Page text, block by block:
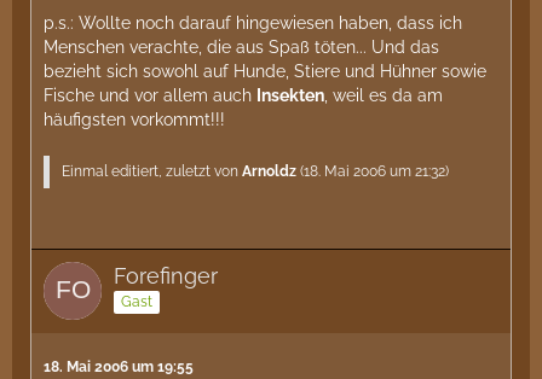
p.s.: Wollte noch darauf hingewiesen haben, dass ich
Menschen verachte, die aus Spaß töten... Und das
bezieht sich sowohl auf Hunde, Stiere und Hühner sowie
Fische und vor allem auch Insekten , weil es da am
häufigsten vorkommt!!!
Einmal editiert, zuletzt von Arnoldz (18. Mai 2006 um 21:32)
Forefinger
Gast
18. Mai 2006 um 19:55